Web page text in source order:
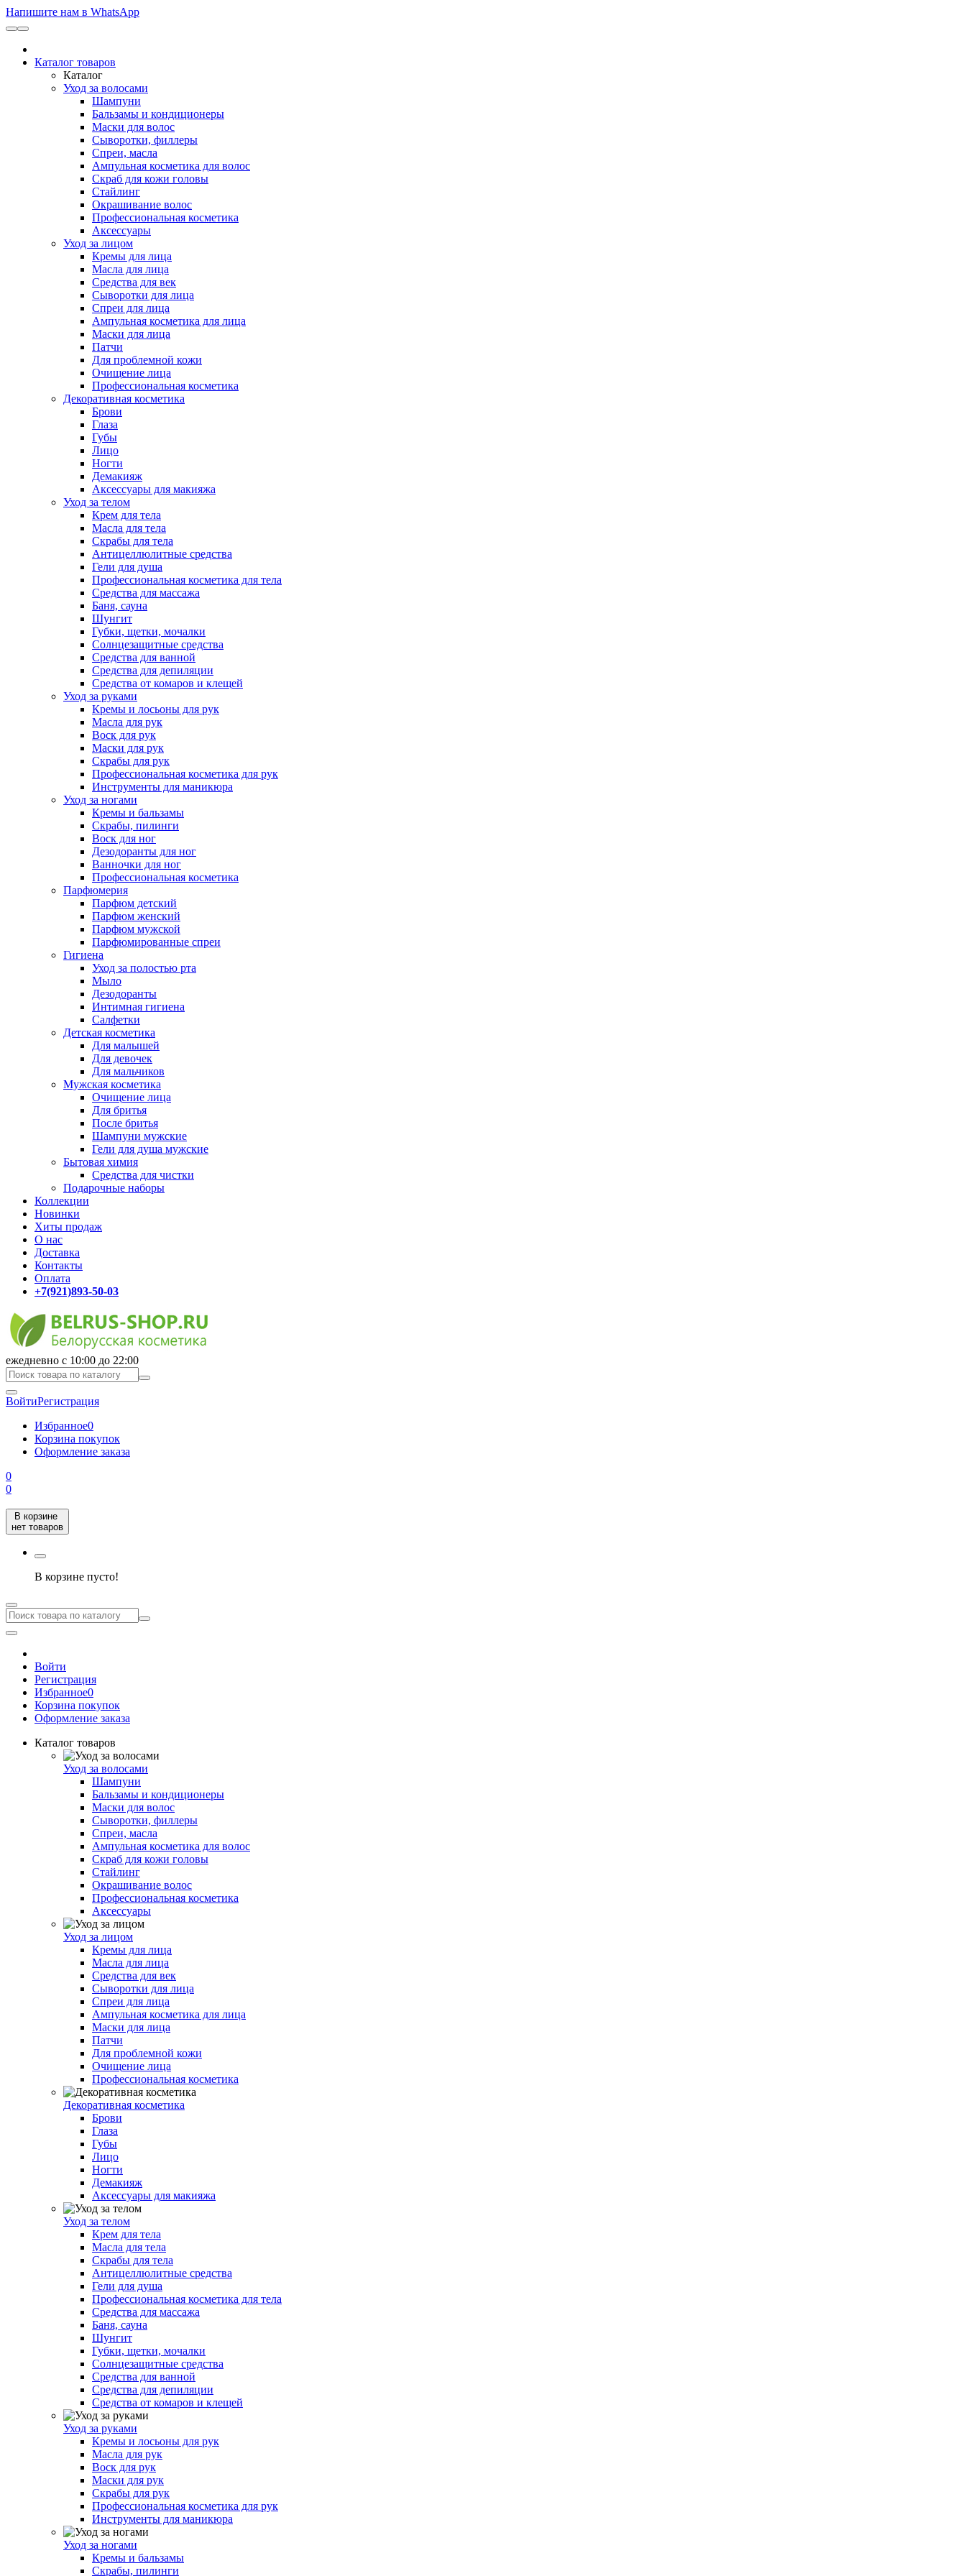
Напишите нам в WhatsApp
Каталог товаров
Каталог
Уход за волосами
Шампуни
Бальзамы и кондиционеры
Маски для волос
Сыворотки, филлеры
Спреи, масла
Ампульная косметика для волос
Скраб для кожи головы
Стайлинг
Окрашивание волос
Профессиональная косметика
Аксессуары
Уход за лицом
Кремы для лица
Масла для лица
Средства для век
Сыворотки для лица
Спреи для лица
Ампульная косметика для лица
Маски для лица
Патчи
Для проблемной кожи
Очищение лица
Профессиональная косметика
Декоративная косметика
Брови
Глаза
Губы
Лицо
Ногти
Демакияж
Аксессуары для макияжа
Уход за телом
Крем для тела
Масла для тела
Скрабы для тела
Антицеллюлитные средства
Гели для душа
Профессиональная косметика для тела
Средства для массажа
Баня, сауна
Шунгит
Губки, щетки, мочалки
Солнцезащитные средства
Средства для ванной
Средства для депиляции
Средства от комаров и клещей
Уход за руками
Кремы и лосьоны для рук
Масла для рук
Воск для рук
Маски для рук
Скрабы для рук
Профессиональная косметика для рук
Инструменты для маникюра
Уход за ногами
Кремы и бальзамы
Скрабы, пилинги
Воск для ног
Дезодоранты для ног
Ванночки для ног
Профессиональная косметика
Парфюмерия
Парфюм детский
Парфюм женский
Парфюм мужской
Парфюмированные спреи
Гигиена
Уход за полостью рта
Мыло
Дезодоранты
Интимная гигиена
Салфетки
Детская косметика
Для малышей
Для девочек
Для мальчиков
Мужская косметика
Очищение лица
Для бритья
После бритья
Шампуни мужские
Гели для душа мужские
Бытовая химия
Средства для чистки
Подарочные наборы
Коллекции
Новинки
Хиты продаж
О нас
Доставка
Контакты
Оплата
+7(921)893-50-03
ежедневно с 10:00 до 22:00
ВойтиРегистрация
Избранное0
Корзина покупок
Оформление заказа
0
0
В корзине
нет товаров
В корзине пусто!
Войти
Регистрация
Избранное0
Корзина покупок
Оформление заказа
Каталог товаров
Уход за волосами
Шампуни
Бальзамы и кондиционеры
Маски для волос
Сыворотки, филлеры
Спреи, масла
Ампульная косметика для волос
Скраб для кожи головы
Стайлинг
Окрашивание волос
Профессиональная косметика
Аксессуары
Уход за лицом
Кремы для лица
Масла для лица
Средства для век
Сыворотки для лица
Спреи для лица
Ампульная косметика для лица
Маски для лица
Патчи
Для проблемной кожи
Очищение лица
Профессиональная косметика
Декоративная косметика
Брови
Глаза
Губы
Лицо
Ногти
Демакияж
Аксессуары для макияжа
Уход за телом
Крем для тела
Масла для тела
Скрабы для тела
Антицеллюлитные средства
Гели для душа
Профессиональная косметика для тела
Средства для массажа
Баня, сауна
Шунгит
Губки, щетки, мочалки
Солнцезащитные средства
Средства для ванной
Средства для депиляции
Средства от комаров и клещей
Уход за руками
Кремы и лосьоны для рук
Масла для рук
Воск для рук
Маски для рук
Скрабы для рук
Профессиональная косметика для рук
Инструменты для маникюра
Уход за ногами
Кремы и бальзамы
Скрабы, пилинги